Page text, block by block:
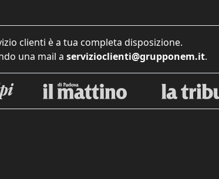
clienti è a tua completa disposizione.
una mail a servizioclienti@grupponem.it.